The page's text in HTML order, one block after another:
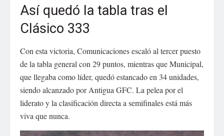
Así quedó la tabla tras el
Clásico 333
Con esta victoria, Comunicaciones escaló al tercer puesto
de la tabla general con 29 puntos, mientras que Municipal,
que llegaba como líder, quedó estancado en 34 unidades,
siendo alcanzado por Antigua GFC. La pelea por el
liderato y la clasificación directa a semifinales está más
viva que nunca.